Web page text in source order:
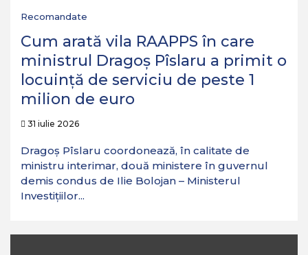
Recomandate
Cum arată vila RAAPPS în care
ministrul Dragoș Pîslaru a primit o
locuință de serviciu de peste 1
milion de euro
31 iulie 2026
Dragoș Pîslaru coordonează, în calitate de
ministru interimar, două ministere în guvernul
demis condus de Ilie Bolojan – Ministerul
Investițiilor...